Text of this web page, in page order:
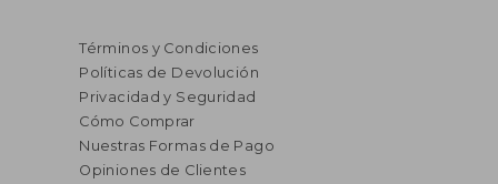
Términos y Condiciones
Políticas de Devolución
Privacidad y Seguridad
Cómo Comprar
Nuestras Formas de Pago
Opiniones de Clientes